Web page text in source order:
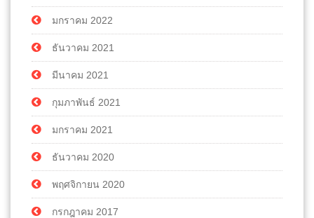
มกราคม 2022
ธันวาคม 2021
มีนาคม 2021
กุมภาพันธ์ 2021
มกราคม 2021
ธันวาคม 2020
พฤศจิกายน 2020
กรกฎาคม 2017